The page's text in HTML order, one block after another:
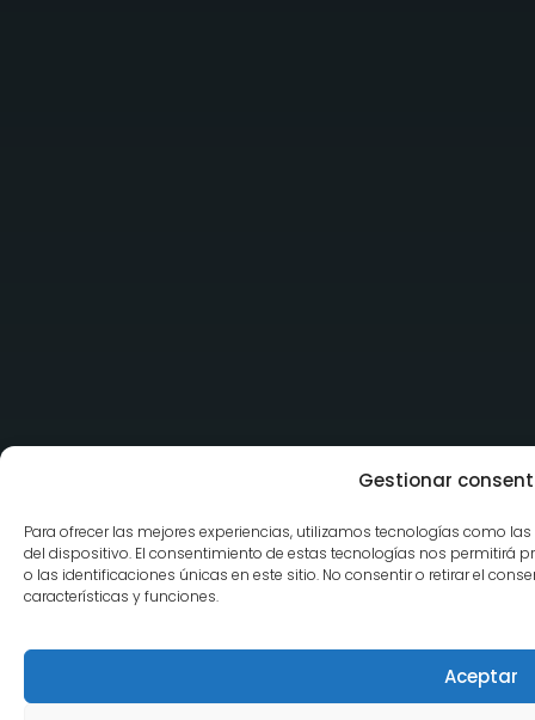
Gestionar
Para ofrecer las mejores experiencias, utilizamos tecnologías como
del dispositivo. El consentimiento de estas tecnologías nos permitirá
o las identificaciones únicas en este sitio. No consentir o retirar el
características y funciones.
Aceptar